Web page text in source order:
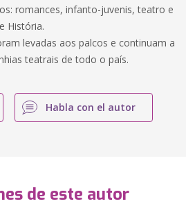
romances, infanto-juvenis, teatro e
História.
levadas aos palcos e continuam a
teatrais de todo o país.
Habla con el autor
de este autor